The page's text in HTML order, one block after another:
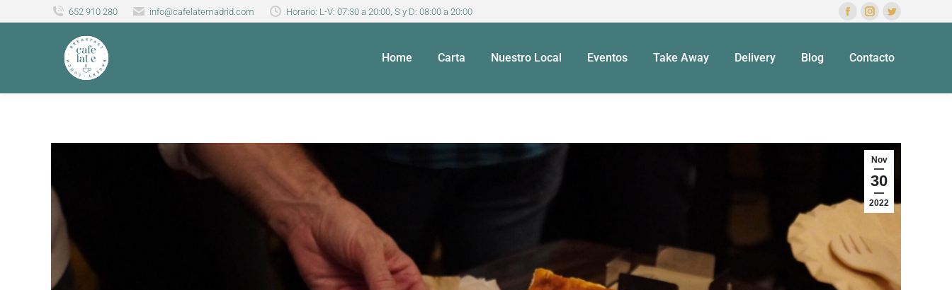
652 910 280 info@cafelatemadrid.com Horario: L-V: 07:30 a 20:00, S y D: 08:00 a 20:00
Home Carta Nuestro Local Eventos Take Away Delivery Blog Contacto
Nov
30
2022